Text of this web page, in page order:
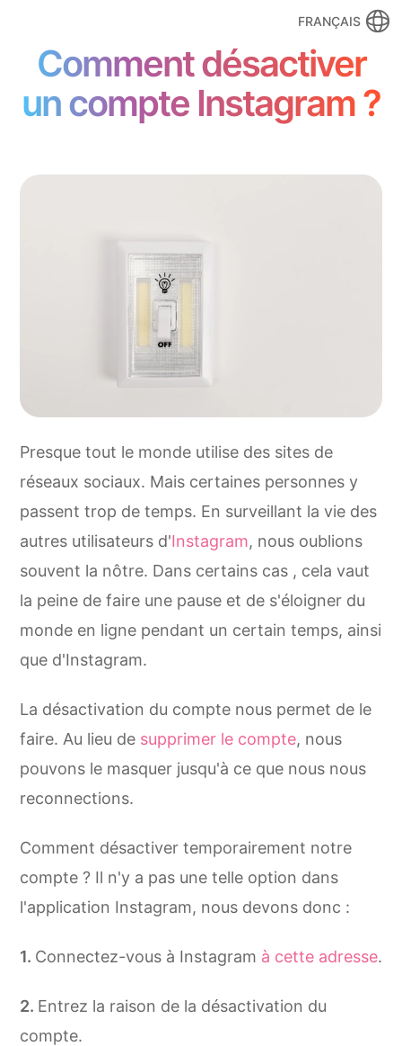
FRANÇAIS
Comment désactiver
un compte Instagram ?
Presque tout le monde utilise des sites de
réseaux sociaux. Mais certaines personnes y
passent trop de temps. En surveillant la vie des
autres utilisateurs d'Instagram, nous oublions
souvent la nôtre. Dans certains cas , cela vaut
la peine de faire une pause et de s'éloigner du
monde en ligne pendant un certain temps, ainsi
que d'Instagram.
La désactivation du compte nous permet de le
faire. Au lieu de supprimer le compte, nous
pouvons le masquer jusqu'à ce que nous nous
reconnections.
Comment désactiver temporairement notre
compte ? Il n'y a pas une telle option dans
l'application Instagram, nous devons donc :
Connectez-vous à Instagram à cette adresse.
Entrez la raison de la désactivation du
compte.